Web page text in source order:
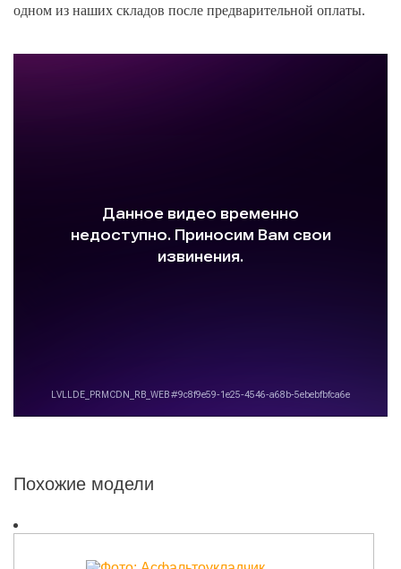
одном из наших складов после предварительной оплаты.
Похожие модели